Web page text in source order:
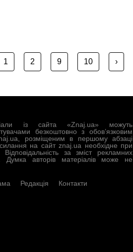
1 2 9 10 ›
із сайта «Znaj.ua» можуть
безкоштовно з обов’язковим
розміщеним в першому абзаці
на сайт znaj.ua необхідне при
за зміст рекламних
Думка авторів матеріалів може не
Редакція Контакти